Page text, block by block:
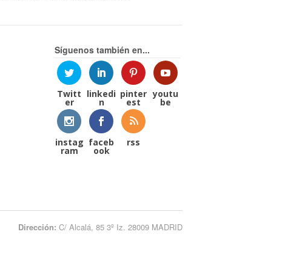
Síguenos también en...
Twitt
er
linkedi
n
pinter
est
youtu
be
instag
ram
faceb
ook
rss
Dirección: C/ Alcalá, 85 3º Iz. 28009 MADRID